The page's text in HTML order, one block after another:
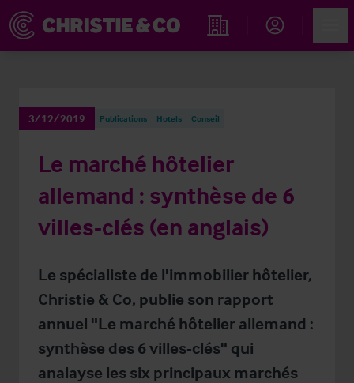
Rechercher un hôtel
3/12/2019 Publications Hotels Conseil
Le marché hôtelier
allemand : synthèse de 6
villes-clés (en anglais)
Le spécialiste de l'immobilier hôtelier,
Christie & Co, publie son rapport
annuel "Le marché hôtelier allemand :
synthèse des 6 villes-clés" qui
analayse les six principaux marchés